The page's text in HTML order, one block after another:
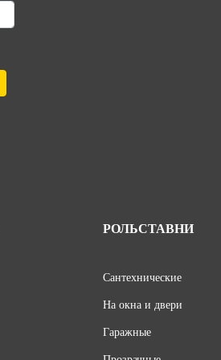
РОЛЬСТАВНИ
Сантехнические
На окна и двери
Гаражные